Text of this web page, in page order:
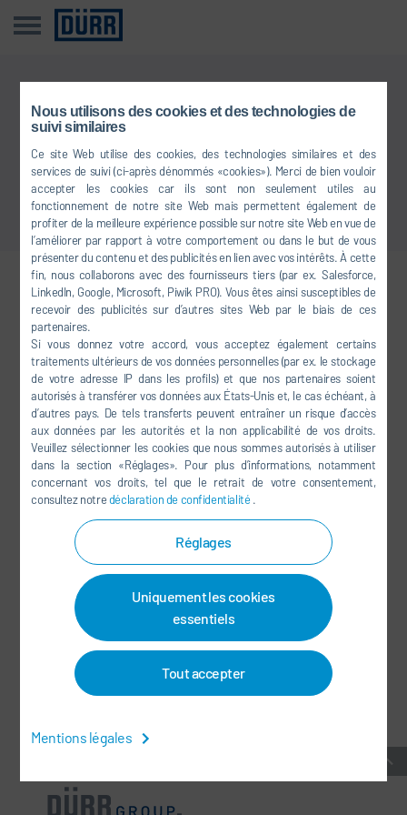
Nous utilisons des cookies et des technologies de
suivi similaires
Ce site Web utilise des cookies, des technologies similaires et des
services de suivi (ci-après dénommés «cookies»). Merci de bien vouloir
accepter les cookies car ils sont non seulement utiles au
fonctionnement de notre site Web mais permettent également de
profiter de la meilleure expérience possible sur notre site Web en vue de
l’améliorer par rapport à votre comportement ou dans le but de vous
présenter du contenu et des publicités en lien avec vos intérêts. À cette
fin, nous collaborons avec des fournisseurs tiers (par ex. Salesforce,
LinkedIn, Google, Microsoft, Piwik PRO). Vous êtes ainsi susceptibles de
recevoir des publicités sur d’autres sites Web par le biais de ces
partenaires.
Si vous donnez votre accord, vous acceptez également certains
traitements ultérieurs de vos données personnelles (par ex. le stockage
de votre adresse IP dans les profils) et que nos partenaires soient
autorisés à transférer vos données aux États-Unis et, le cas échéant, à
d’autres pays. De tels transferts peuvent entraîner un risque d’accès
aux données par les autorités et la non applicabilité de vos droits.
Veuillez sélectionner les cookies que nous sommes autorisés à utiliser
dans la section «Réglages». Pour plus d’informations, notamment
concernant vos droits, tel que le retrait de votre consentement,
consultez notredéclaration de confidentialité .
Réglages
Uniquement les cookies
essentiels
Tout accepter
Mentions légales
Cette information n’est pas disponible dans votre langue
Retour à l'aperçu
Venez nous rejoindre sur les
réseaux sociaux
FACEBOOK
YOUTUBE
LINKEDIN
INSTAGRAM
RÉSEAUX SOCIAUX
BULLETIN D'INFORMATION
CONTACT / SITES